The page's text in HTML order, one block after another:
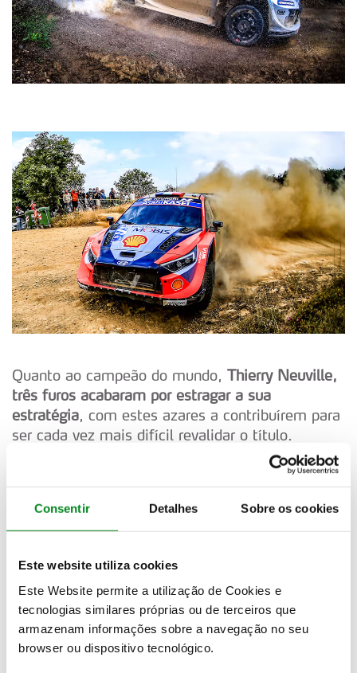
Consentir Detalhes Sobre os cookies
Este website utiliza cookies
Este Website permite a utilização de Cookies e
tecnologias similares próprias ou de terceiros que
armazenam informações sobre a navegação no seu
browser ou dispositivo tecnológico.
Quanto ao campeão do mundo, Thierry Neuville,
três furos acabaram por estragar a sua
estratégia, com estes azares a contribuírem para
ser cada vez mais difícil revalidar o título.
Kalle Rovanpera anda longe dos seus
, com resultados abaixo do
repartindo as causas entre o comportamento do
carro e a pré-disposição do piloto. Entre os
conduzir um carro da categoria RC1, colocando o
Toyota GR Yaris Rally2 no 6º lugar da geral,
dominando por completo a categoria.
Agora está tudo um pouco mais equilibrado,